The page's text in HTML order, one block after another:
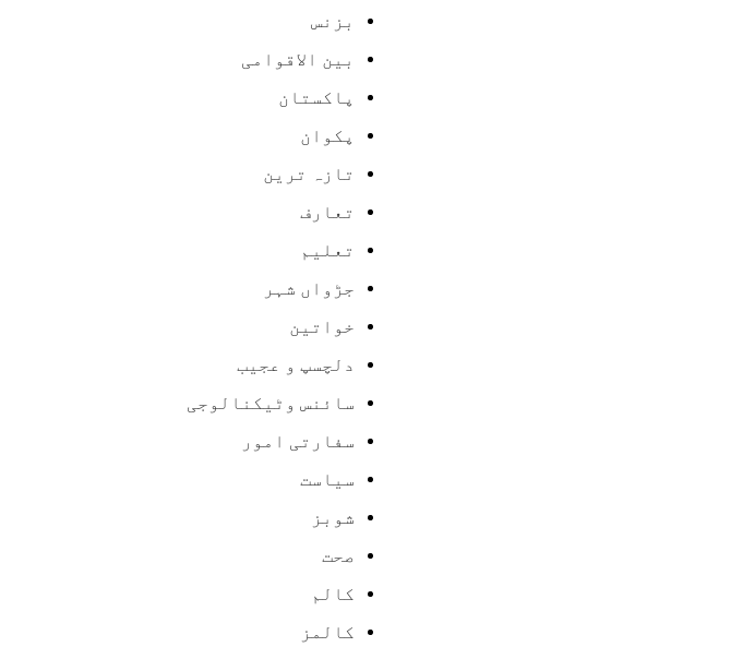
بزنس
بین الاقوامی
پاکستان
پکوان
تازہ ترین
تعارف
تعلیم
جڑواں شہر
خواتین
دلچسپ و عجیب
سائنس وٹیکنالوجی
سفارتی امور
سیاست
شوبز
صحت
کالم
کالمز